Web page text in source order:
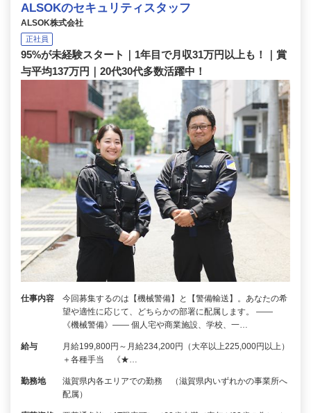
ALSOKのセキュリティスタッフ
ALSOK株式会社
正社員
95%が未経験スタート｜1年目で月収31万円以上も！｜賞
与平均137万円｜20代30代多数活躍中！
仕事内容
今回募集するのは【機械警備】と【警備輸送】。あなたの希
望や適性に応じて、どちらかの部署に配属します。 ――
《機械警備》―― 個人宅や商業施設、学校、一…
給与
月給199,800円～月給234,200円（大卒以上225,000円以上）
＋各種手当 《★…
勤務地
滋賀県内各エリアでの勤務 （滋賀県内いずれかの事業所へ
配属）